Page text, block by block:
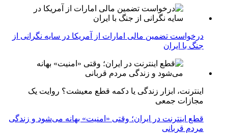
درخواست تضمین مالی امارات از آمریکا در سایه نگرانی از
جنگ با ایران
اینترنت، ابزار زندگی یا دکمه قطع معیشت؟ روایت یک
مجازات جمعی
قطع اینترنت در ایران؛ وقتی «امنیت» بهانه می‌شود و زندگی
مردم قربانی